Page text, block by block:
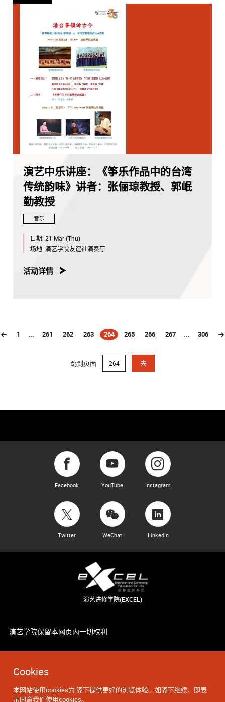
Cookies
本网站使用cookies为 阁下提供更好的浏览体验。如阁下继续，即表
示同意我们使用cookies。
演艺中乐讲座：《筝乐作品中的台湾
传统韵味》讲者：张俪琼教授、郭岷
勤教授
音乐
日期: 21 Mar (Thu)
场地: 演艺学院友谊社演奏厅
活动详情
1 ... 261 262 263 264
(current)265 266 267 ... 306
跳到页面 去
Facebook YouTube Instagram
Twitter WeChat LinkedIn
演艺进修学院(EXCEL)
演艺学院保留本网页内一切权利